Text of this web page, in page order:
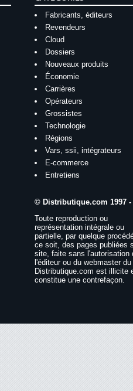
Fabricants, éditeurs
Revendeurs
Cloud
Dossiers
Nouveaux produits
Économie
Carrières
Opérateurs
Grossistes
Technologie
Régions
Vars, ssii, intégrateurs
E-commerce
Entretiens
© Distributique.com 1997 -
Toute reproduction ou
représentation intégrale ou
partielle, par quelque
ce soit, des pages publiées
site, faite sans l'autorisation
l'éditeur ou du webmaster
Distributique.com est illicite
constitue une contrefaçon.